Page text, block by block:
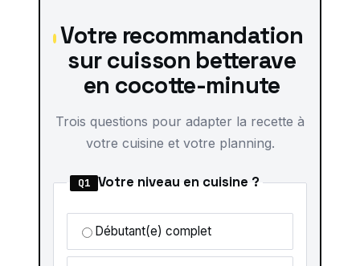
Votre recommandation
sur cuisson betterave
en cocotte-minute
Trois questions pour adapter la recette à
votre cuisine et votre planning.
Q1 Votre niveau en cuisine ?
Débutant(e) complet